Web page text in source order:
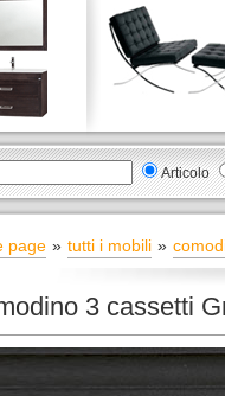
Articolo
page tutti i mobili
3 cassetti